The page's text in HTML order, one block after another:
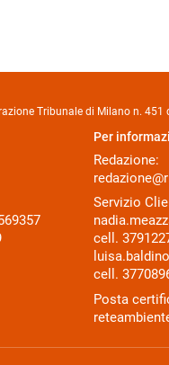
Tribunale di Milano n. 451
Per
Redazione:
Servizio
cell.
cell.
Posta